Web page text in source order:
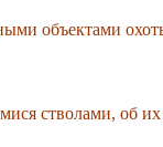
объектами
стволами, об их